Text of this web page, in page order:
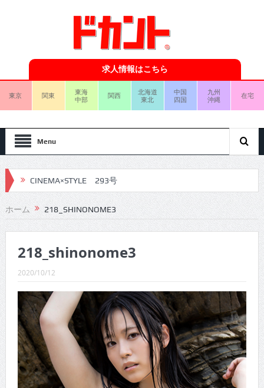
求人情報はこちら
東京 関東
東海
中部
関西
北海道
東北
中国
四国
九州
沖縄
在宅
Menu
CINEMA×STYLE 293号
CINEMA×STYLE 292号
CINEMA×STYLE 291号
CINEMA×STYLE 290号
CINEMA×STYLE 289号
CINEMA×STYLE 288号
CINEMA×STYLE 287号
CINEMA×STYLE 286号
CINEMA×STYLE 285号
CINEMA×STYLE 294号
ホーム 218_SHINONOME3
218_shinonome3
2020/10/12